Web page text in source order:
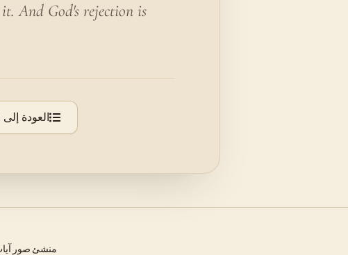
And God's rejection is
العودة إلى
منشئ صور